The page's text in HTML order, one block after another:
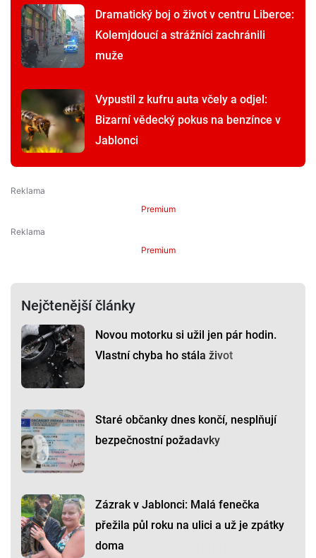
Dramatický boj o život v centru Liberce:
Kolemjdoucí a strážníci zachránili
muže
Vypustil z kufru auta včely a odjel:
Bizarní vědecký pokus na benzínce v
Jablonci
Premium
Premium
Nejčtenější články
Novou motorku si užil jen pár hodin.
Vlastní chyba ho stála život
Staré občanky dnes končí, nesplňují
bezpečnostní požadavky
Zázrak v Jablonci: Malá fenečka
přežila půl roku na ulici a už je zpátky
doma